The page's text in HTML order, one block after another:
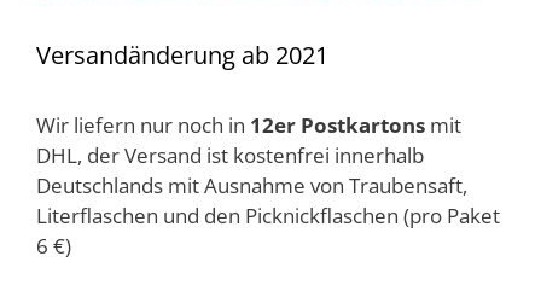
Versandänderung ab 2021
Wir liefern nur noch in 12er Postkartons mit
DHL, der Versand ist kostenfrei innerhalb
Deutschlands mit Ausnahme von Traubensaft,
Literflaschen und den Picknickflaschen (pro Paket
6 €)